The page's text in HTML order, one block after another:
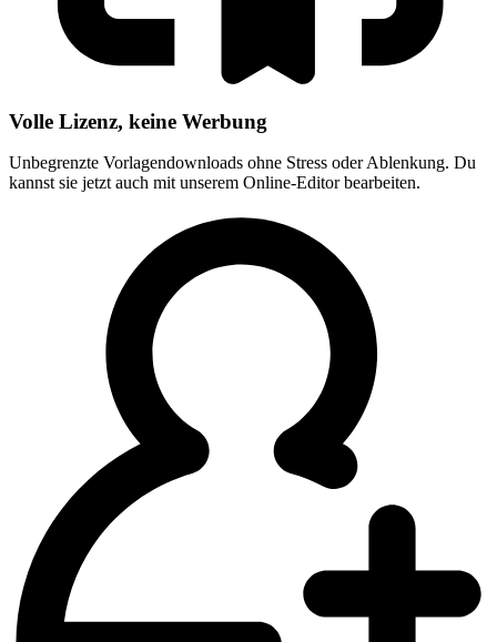
Volle Lizenz, keine Werbung
Unbegrenzte Vorlagendownloads ohne Stress oder Ablenkung. Du
kannst sie jetzt auch mit unserem Online-Editor bearbeiten.